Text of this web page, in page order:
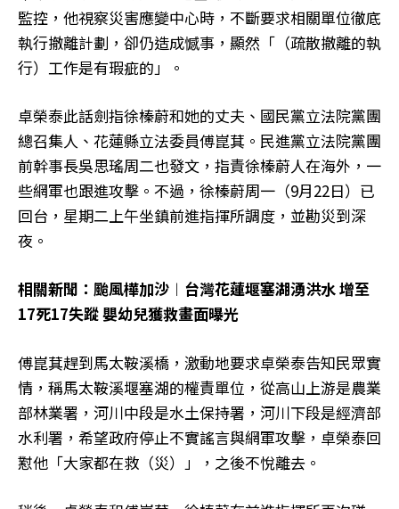
監控，他視察災害應變中心時，不斷要求相關單位徹底
執行撤離計劃，卻仍造成憾事，顯然「（疏散撤離的執
行）工作是有瑕疵的」。
卓榮泰此話劍指徐榛蔚和她的丈夫、國民黨立法院黨團
總召集人、花蓮縣立法委員傅崑萁。民進黨立法院黨團
前幹事長吳思瑤周二也發文，指責徐榛蔚人在海外，一
些網軍也跟進攻擊。不過，徐榛蔚周一（9月22日）已
回台，星期二上午坐鎮前進指揮所調度，並勘災到深
夜。
相關新聞：颱風樺加沙︱台灣花蓮堰塞湖湧洪水 增至
17死17失蹤 嬰幼兒獲救畫面曝光
傅崑萁趕到馬太鞍溪橋，激動地要求卓榮泰告知民眾實
情，稱馬太鞍溪堰塞湖的權責單位，從高山上游是農業
部林業署，河川中段是水土保持署，河川下段是經濟部
水利署，希望政府停止不實謠言與網軍攻擊，卓榮泰回
懟他「大家都在救（災）」，之後不悅離去。